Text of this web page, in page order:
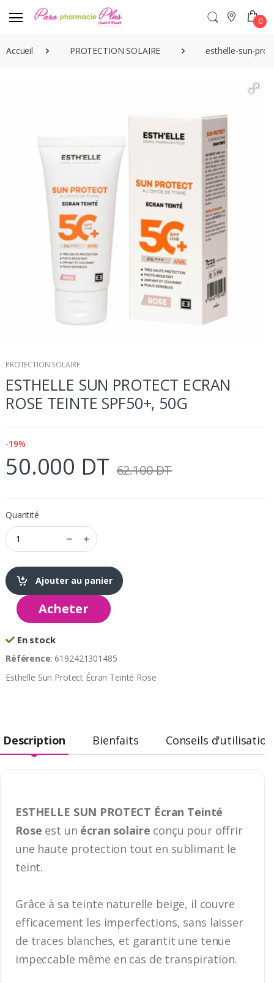
0
Accueil PROTECTION SOLAIRE esthelle-sun-
PROTECTION SOLAIRE
ESTHELLE SUN PROTECT ECRAN
ROSE TEINTE SPF50+, 50G
-19%
50.000 DT 62.100 DT
Quantité
Ajouter au panier
Acheter
En stock
Référence: 6192421301485
Esthelle Sun Protect Écran Teinté Rose
Description Bienfaits Conseils d'utilisation
ESTHELLE SUN PROTECT Écran Teinté
Rose est un écran solaire conçu pour offrir
une haute protection tout en sublimant le
teint.
Grâce à sa teinte naturelle beige, il couvre
efficacement les imperfections, sans laisser
de traces blanches, et garantit une tenue
impeccable même en cas de transpiration.